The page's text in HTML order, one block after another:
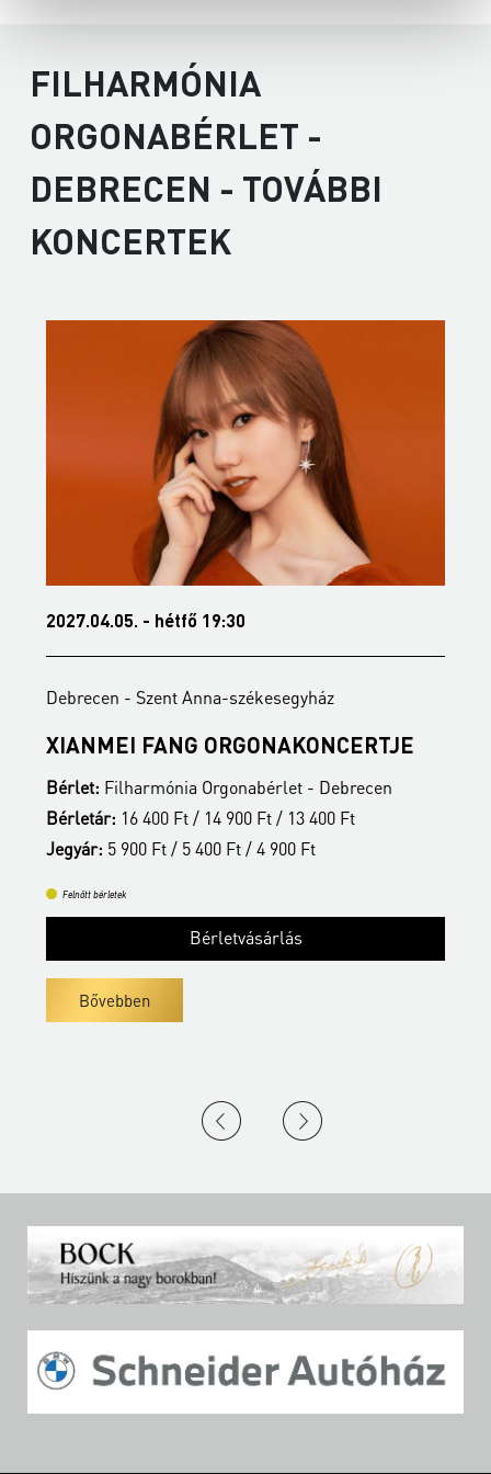
FILHARMÓNIA
ORGONABÉRLET -
DEBRECEN - TOVÁBBI
KONCERTEK
2027.04.05. - hétfő 19:30
Debrecen - Szent Anna-székesegyház
XIANMEI FANG ORGONAKONCERTJE
Bérlet: Filharmónia Orgonabérlet - Debrecen
Bérletár: 16 400 Ft / 14 900 Ft / 13 400 Ft
Jegyár: 5 900 Ft / 5 400 Ft / 4 900 Ft
Felnőtt bérletek
Bérletvásárlás
Bővebben